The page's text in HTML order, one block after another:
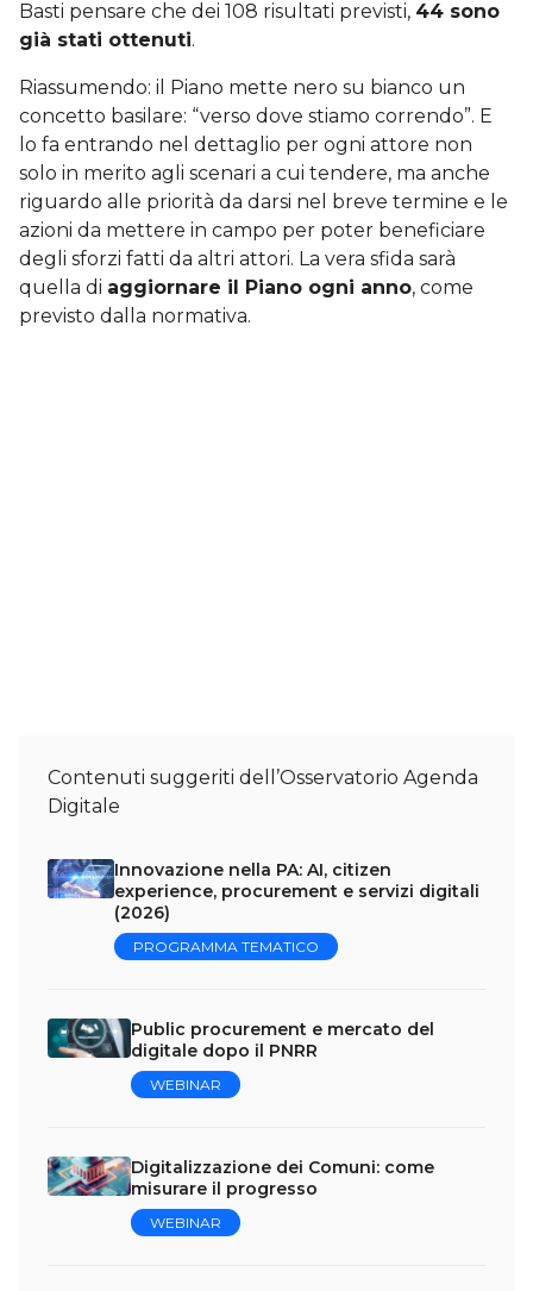
Basti pensare che dei 108 risultati previsti, 44 sono
già stati ottenuti.
Riassumendo: il Piano mette nero su bianco un
concetto basilare: “verso dove stiamo correndo”. E
lo fa entrando nel dettaglio per ogni attore non
solo in merito agli scenari a cui tendere, ma anche
riguardo alle priorità da darsi nel breve termine e le
azioni da mettere in campo per poter beneficiare
degli sforzi fatti da altri attori. La vera sfida sarà
quella di aggiornare il Piano ogni anno, come
previsto dalla normativa.
Contenuti suggeriti dell’Osservatorio Agenda
Digitale
Innovazione nella PA: AI, citizen
experience, procurement e servizi digitali
(2026)
PROGRAMMA TEMATICO
Public procurement e mercato del
digitale dopo il PNRR
WEBINAR
Digitalizzazione dei Comuni: come
misurare il progresso
WEBINAR